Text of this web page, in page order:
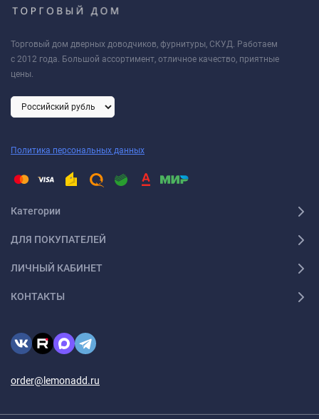
Торговый дом дверных доводчиков, фурнитуры, СКУД. Работаем
с 2012 года. Большой ассортимент, отличное качество, приятные
цены.
Политика персональных данных
Категории
ДЛЯ ПОКУПАТЕЛЕЙ
ЛИЧНЫЙ КАБИНЕТ
КОНТАКТЫ
order@lemonadd.ru